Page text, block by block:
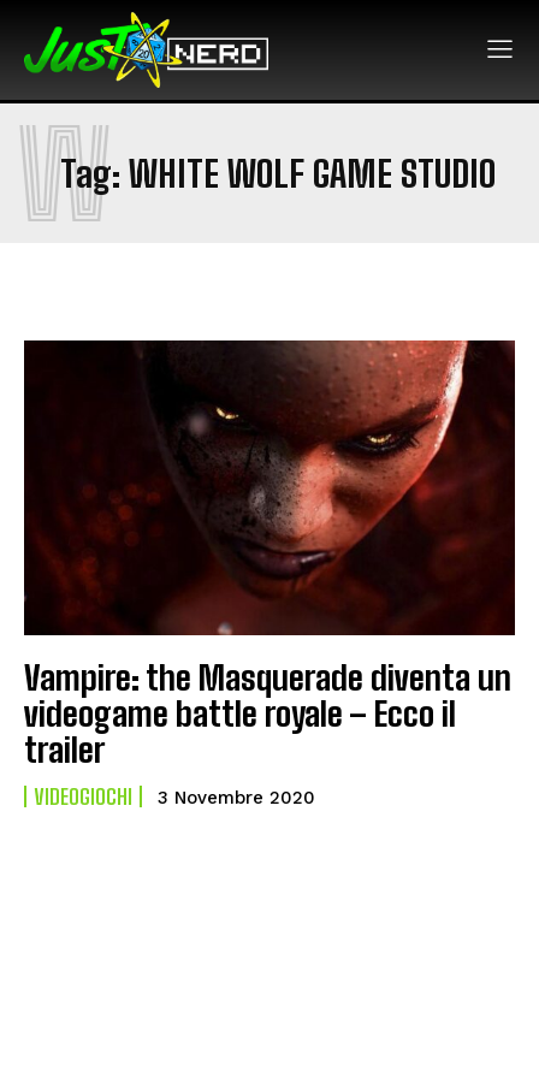
Tag: WHITE WOLF GAME STUDIO
W
Vampire: the Masquerade diventa un
videogame battle royale – Ecco il
trailer
VIDEOGIOCHI 3 Novembre 2020